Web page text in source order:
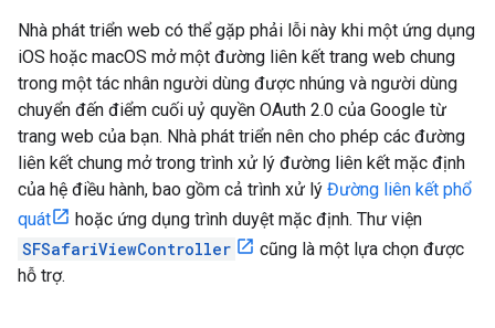
Nhà phát triển web có thể gặp phải lỗi này khi một ứng dụng
iOS hoặc macOS mở một đường liên kết trang web chung
trong một tác nhân người dùng được nhúng và người dùng
chuyển đến điểm cuối uỷ quyền OAuth 2.0 của Google từ
trang web của bạn. Nhà phát triển nên cho phép các đường
liên kết chung mở trong trình xử lý đường liên kết mặc định
của hệ điều hành, bao gồm cả trình xử lý Đường liên kết phổ
quát
hoặc ứng dụng trình duyệt mặc định. Thư viện
SFSafariViewController
cũng là một lựa chọn được
hỗ trợ.